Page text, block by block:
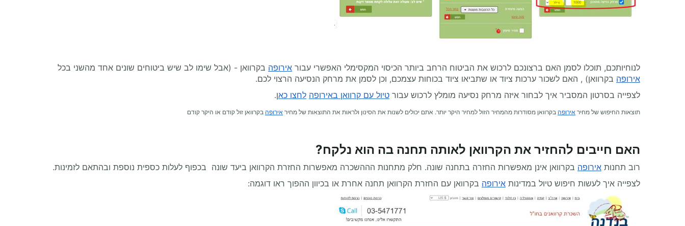
לנוחיותכם, תוכלו לסמן האם ברצונכם לרכוש את הביטוח הרחב ביותר הכיסוי המקסימלי האפשרי עבור אירופה בקרוואן - (אבל שימו לב שיש ביטוחים שונים אחד מהשני בכל
אירופה בקרוואן) , האם לשכור ערכות ציוד או שתביאו ציוד בכוחות עצמכם, וכן לסמן את מרחק הנסיעה הרצוי לכם.
לצפייה בסרטון המסביר איך לבחור איזה מרחק נסיעה מומלץ לרכוש עבור טיול עם קרוואן באירופה לחצו כאן.
תוצאות החיפוש של מחיר אירופה בקרוואן מסודרות מהמחיר הזול למחיר היקר יותר. אתם יכולים לשנות את הסינון ולראות את התוצאות של מחיר אירופה בקרוואן זול קודם או היקר קודם
האם חייבים להחזיר את הקרוואן לאותה תחנה בה הוא נלקח?
רוב תחנות אירופה בקרוואן אינן מאפשרות החזרה בתחנה שונה. חלק מתחנות הההשכרה מאפשרות החזרת הקרוואן ביעד שונה בכפוף לעלות כספית נוספת ובהתאם לזמינות.
לצפייה איך לעשות חיפוש טיול במדינות אירופה בקרוואן עם החזרת הקרוואן תחנה אחרת או בכיוון ההפוך ראו דוגמה: